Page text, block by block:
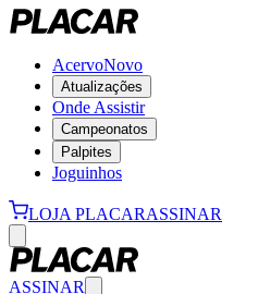
AcervoNovo
Atualizações
Onde Assistir
Campeonatos
Palpites
Joguinhos
LOJA PLACARASSINAR
ASSINAR